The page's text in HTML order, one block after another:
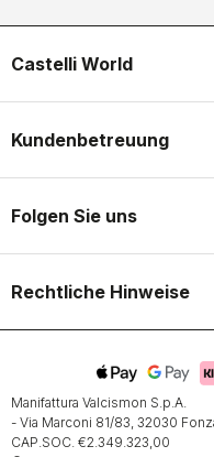
Castelli World
Kundenbetreuung
Folgen Sie uns
Rechtliche Hinweise
Manifattura Valcismon S.p.A.
- Via Marconi 81/83, 32030
CAP.SOC. €2.349.323,00